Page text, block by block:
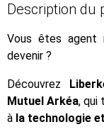
Description du
Vous êtes agent
devenir ?
Découvrez
Mutuel Arkéa, qui
à la technologie